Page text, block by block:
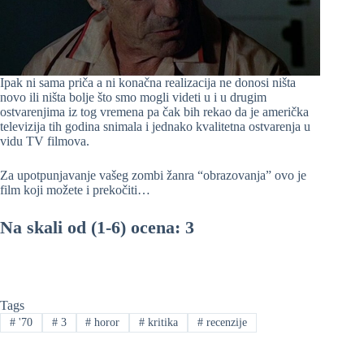
Ipak ni sama priča a ni konačna realizacija ne donosi ništa
novo ili ništa bolje što smo mogli videti u i u drugim
ostvarenjima iz tog vremena pa čak bih rekao da je američka
televizija tih godina snimala i jednako kvalitetna ostvarenja u
vidu TV filmova.
Za upotpunjavanje vašeg zombi žanra “obrazovanja” ovo je
film koji možete i prekočiti…
Na skali od (1-6) ocena: 3
Tags
#'70 #3 # horor # kritika # recenzije